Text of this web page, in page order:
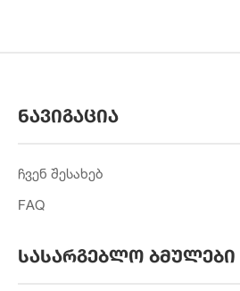
ნავიგაცია
ჩვენ შესახებ
FAQ
სასარგებლო ბმულები